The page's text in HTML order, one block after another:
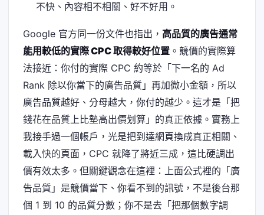
不快、內容相不相關、好不好用。
Google 官方同一份文件也指出， 高品質的廣告通常
能用較低的實際 CPC 取得較好位置 。競價的實際算
法接近：你付的實際 CPC 約等於「下一名的 Ad
Rank 除以你當下的廣告品質」再加微小金額，所以
廣告品質越好、分母越大，你付的越少。這才是「把
錢花在品質上比墊高出價划算」的真正依據。實務上
我接手過一個帳戶，光是把到達網頁換成真正相關、
載入快的頁面，CPC 就降了將近三成，這比硬調出
價有效太多。但關鍵觀念在這裡：上面公式裡的「廣
告品質」是競價當下、你看不到的訊號，不是後台那
個 1 到 10 的品質分數；你不是去「把那個數字調